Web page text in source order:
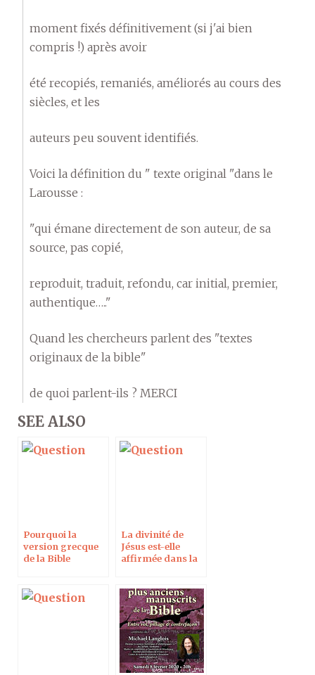
moment fixés définitivement (si j'ai bien
compris !) après avoir
été recopiés, remaniés, améliorés au cours des
siècles, et les
auteurs peu souvent identifiés.
Voici la définition du " texte original "dans le
Larousse :
"qui émane directement de son auteur, de sa
source, pas copié,
reproduit, traduit, refondu, car initial, premier,
authentique….."
Quand les chercheurs parlent des "textes
originaux de la bible"
de quoi parlent-ils ? MERCI
SEE ALSO
Pourquoi la
version grecque
de la Bible
?
La divinité de
Jésus est-elle
affirmée dans la